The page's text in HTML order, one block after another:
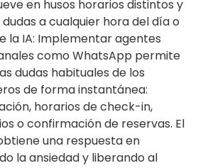
en husos horarios distintos y
a cualquier hora del día o
la IA: Implementar agentes
como WhatsApp permite
dudas habituales de los
de forma instantánea:
horarios de check-in,
o confirmación de reservas. El
una respuesta en
la ansiedad y liberando al